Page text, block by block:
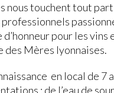
nous touchent tout
d’honneur pour les
des Mères lyonnaises.
en local de
: de l’eau de